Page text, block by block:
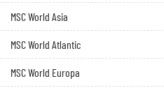
MSC World Asia
MSC World Atlantic
MSC World Europa